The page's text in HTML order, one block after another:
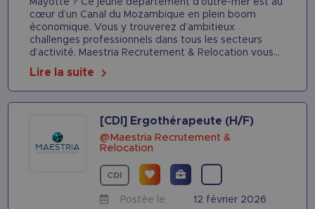
cœur d’un Canal du Mozambique en plein boom
économique. Vous y trouverez d’ambitieux
challenges professionnels dans tous les secteurs
d’activité. Maestria Recrutement & Relocation vous...
Lire la suite
[CDI] Ergothérapeute (H/F)
@Maestria Recrutement &
Relocation
CDI
Postée le
12 février 2026